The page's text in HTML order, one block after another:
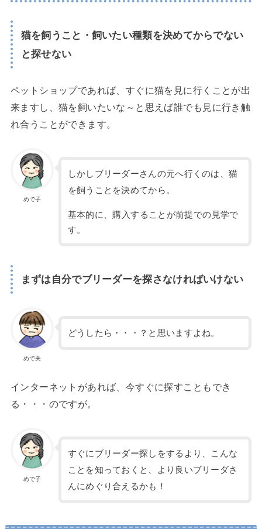
猫を飼うこと・飼いたい種類を決めてからでない
と探せない
ペットショップであれば、すぐに猫を見に行くことが出
来ますし、猫を飼いたいな～と思えば誰でも見に行き触
れ合うことができます。
めで子
しかしブリーダーさんの元へ行くのは、猫
を飼うことを決めてから。
基本的に、購入することが前提での見学で
す。
まずは自分でブリーダーを探さなければいけない
めで夫
どうしたら・・・？と思いますよね。
インターネットがあれば、今すぐに探すこともでき
る・・・のですが。
めで子
すぐにブリーダー探しをするより、こんな
ことを知っておくと、より良いブリーダさ
んにめぐり合えるかも！